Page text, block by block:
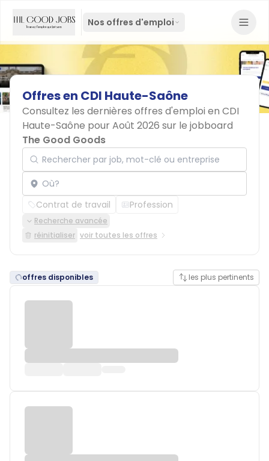
Nos offres d'emploi
Offresen CDI Haute-Saône
Consultez les dernières offres d'emploi en CDI
Haute-Saône pour Août 2026 sur le jobboard
The Good Goods
Rechercher par job, mot-clé ou entreprise
Localisation
Contrat de travail Profession
Recherche avancée
réinitialiser voir toutes les offres
offres disponibles les plus pertinents